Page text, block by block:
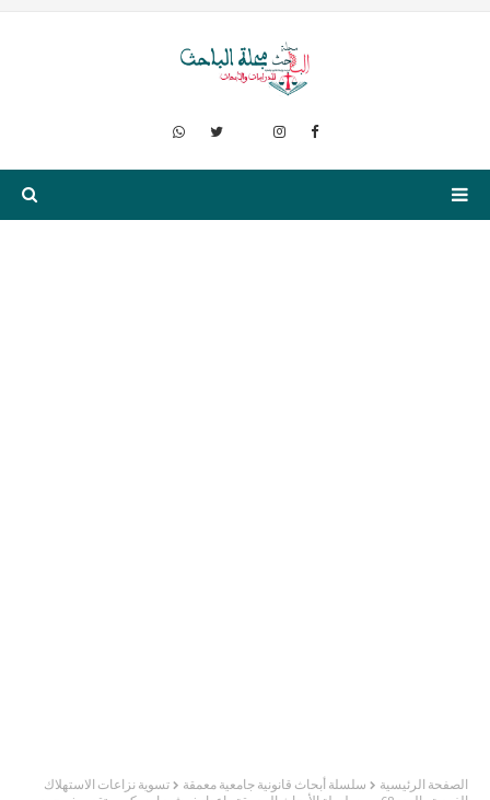
الصفحة الرئيسية سلسلة أبحاث قانونية جامعية معمقة
تسوية نزاعات الاستهلاك